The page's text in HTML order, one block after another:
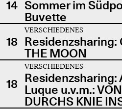
14 Sommer im
Buvette
18
VERSCHIEDENES
Residenzsharing:
THE MOON
18
VERSCHIEDENES
Residenzsharing:
Luque u.v.m.:
DURCHS KNIE